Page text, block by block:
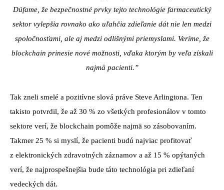
Dúfame, že bezpečnostné prvky tejto technológie farmaceutický
sektor vylepšia rovnako ako uľahčia zdieľanie dát nie len medzi
spoločnosťami, ale aj medzi odlišnými priemyslami. Veríme, že
blockchain prinesie nové možnosti, vďaka ktorým by veľa získali
najmä pacienti.”
Tak zneli smelé a pozitívne slová práve Steve Arlingtona. Ten
takisto potvrdil, že až 30 % zo všetkých profesionálov v tomto
sektore verí, že blockchain pomôže najmä so zásobovaním.
Takmer 25 % si myslí, že pacienti budú najviac profitovať
z elektronických zdravotných záznamov a až 15 % opýtaných
verí, že najprospešnejšia bude táto technológia pri zdieľaní
vedeckých dát.